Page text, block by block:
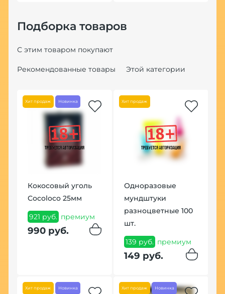
Подборка товаров
С этим товаром покупают
Рекомендованные товары Этой категории
Хит продаж Новинка
Кокосовый уголь
Cocoloco 25мм
921 руб. премиум
990 руб.
Хит продаж
Одноразовые
мундштуки
разноцветные 100
шт.
139 руб. премиум
149 руб.
Хит продаж Новинка Хит продаж Новинка